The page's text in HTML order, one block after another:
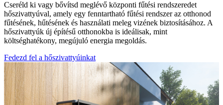
Cseréld ki vagy bővítsd meglévő központi fűtési rendszeredet
hőszivattyúval, amely egy fenntartható fűtési rendszer az otthonod
fűtésének, hűtésének és használati meleg vizének biztosításához. A
hőszivattyúk új építésű otthonokba is ideálisak, mint
költséghatékony, megújuló energia megoldás.
Fedezd fel a hőszivattyúinkat